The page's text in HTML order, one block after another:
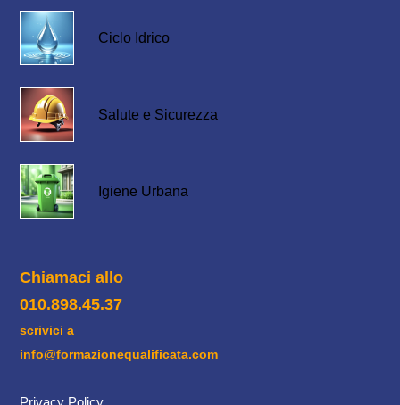
Ciclo Idrico
Salute e Sicurezza
Igiene Urbana
Chiamaci allo
010.898.45.37
scrivici a
info@formazionequalificata.com